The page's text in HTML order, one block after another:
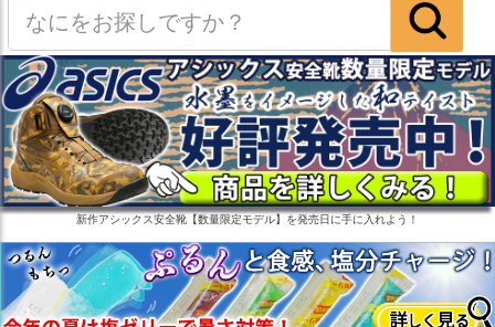
新作アシックス安全靴【数量限定モデル】を発売日に手に入れよう！